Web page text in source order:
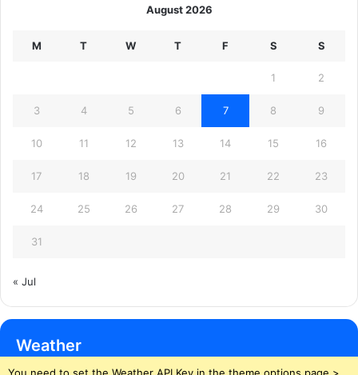
August 2026
M T W T F S S
1 2
3 4 5 6 7 8 9
10 11 12 13 14 15 16
17 18 19 20 21 22 23
24 25 26 27 28 29 30
31
« Jul
Weather